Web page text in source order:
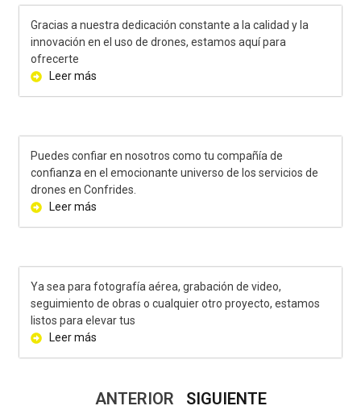
Gracias a nuestra dedicación constante a la calidad y la
innovación en el uso de drones, estamos aquí para
ofrecerte
Leer más
Puedes confiar en nosotros como tu compañía de
confianza en el emocionante universo de los servicios de
drones en Confrides.
Leer más
Ya sea para fotografía aérea, grabación de video,
seguimiento de obras o cualquier otro proyecto, estamos
listos para elevar tus
Leer más
ANTERIOR SIGUIENTE